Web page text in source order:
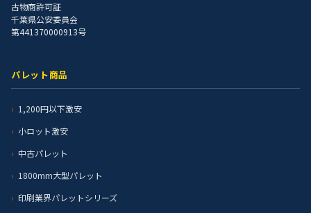
古物商許可証
千葉県公安委員会
第441370000913号
パレット商品
1,200円以下激安
小ロット激安
中古パレット
1800mm大型パレット
印刷業界パレットシリーズ